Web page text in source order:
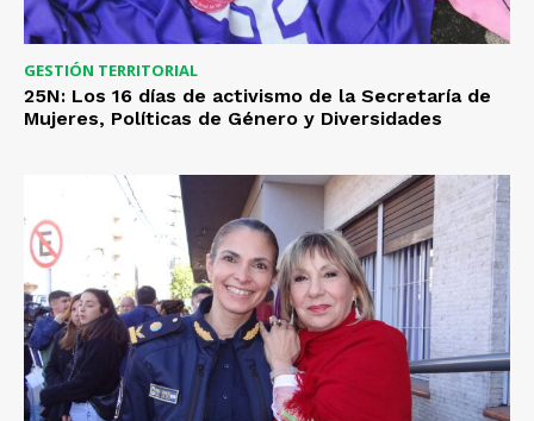
GESTIÓN TERRITORIAL
25N: Los 16 días de activismo de la Secretaría de
Mujeres, Políticas de Género y Diversidades